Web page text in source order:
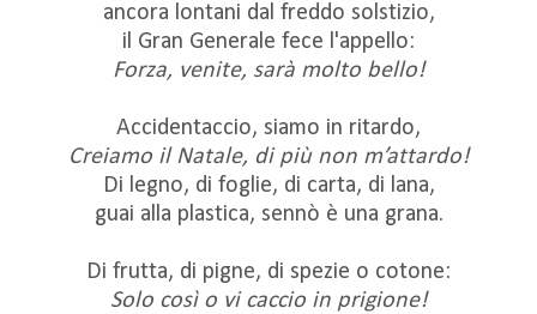
ancora lontani dal freddo solstizio,
il Gran Generale fece l'appello:
Forza, venite, sarà molto bello!
Accidentaccio, siamo in ritardo,
Creiamo il Natale, di più non m’attardo!
Di legno, di foglie, di carta, di lana,
guai alla plastica, sennò è una grana.
Di frutta, di pigne, di spezie o cotone:
Solo così o vi caccio in prigione!